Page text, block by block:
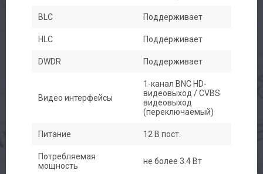
BLC Поддерживает
HLC Поддерживает
DWDR Поддерживает
Видео интерфейсы
1-канал BNC HD-
видеовыход / CVBS
видеовыход
(переключаемый)
Питание 12 В пост.
Потребляемая
мощность
не более 3.4 Вт